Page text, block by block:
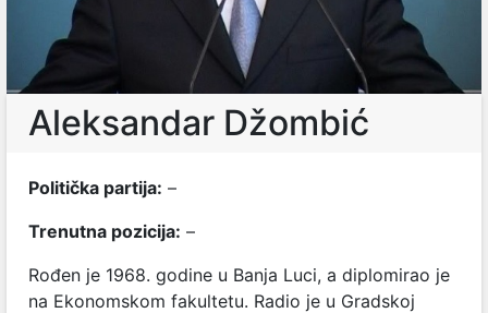
Aleksandar Džombić
Politička partija: –
Trenutna pozicija: –
Rođen je 1968. godine u Banja Luci, a diplomirao je
na Ekonomskom fakultetu. Radio je u Gradskoj